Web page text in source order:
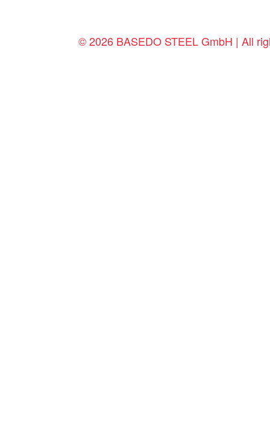
© 2026 BASEDO STEEL GmbH | All